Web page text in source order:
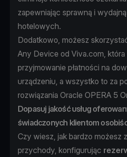
zapewniając sprawną i
hotelowych.
Dodatkowo, możesz
Any Device od Viva.com,
przyjmowanie płatności na
urządzeniu, a wszystko to za
rozwiązania Oracle OPERA 5
Dopasuj jakość usług
świadczonych klientom
Czy wiesz, jak bardzo możesz
przychody, konfigurując